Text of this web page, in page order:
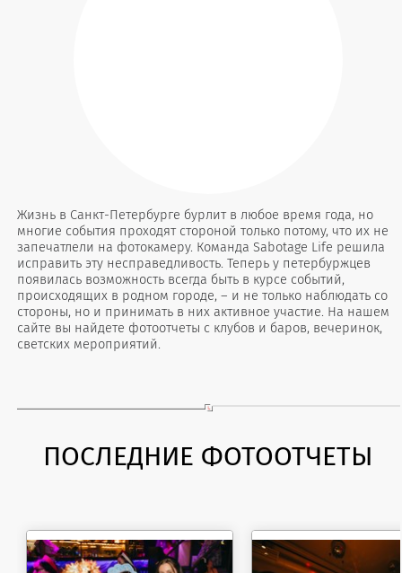
Жизнь в Санкт-Петербурге бурлит в любое время года, но
многие события проходят стороной только потому, что их не
запечатлели на фотокамеру. Команда Sabotage Life решила
исправить эту несправедливость. Теперь у петербуржцев
появилась возможность всегда быть в курсе событий,
происходящих в родном городе, – и не только наблюдать со
стороны, но и принимать в них активное участие. На нашем
сайте вы найдете фотоотчеты с клубов и баров, вечеринок,
светских мероприятий.
ПОСЛЕДНИЕ ФОТООТЧЕТЫ